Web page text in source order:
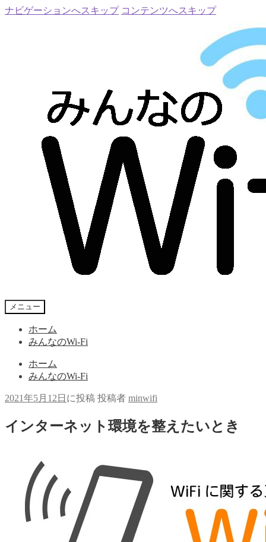
ナビゲーションへスキップ コンテンツへスキップ
メニュー
ホーム
みんなのWi-Fi
ホーム
みんなのWi-Fi
2021年5月12日 に投稿 投稿者 minwifi
インターネット環境を整えたいとき